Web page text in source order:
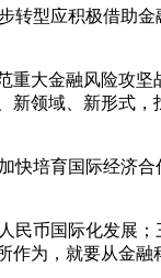
转型应积极借助金
重大金融风险攻坚
新领域、新形式，
快培育国际经济合
民币国际化发展；
为，就要从金融